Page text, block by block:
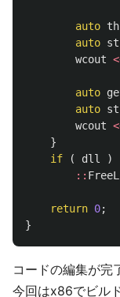
auto
auto
wcout
auto
auto
wcout
}
if
( dll
)
::
return 0;
}
コードの編集が完
今回はx86でビル